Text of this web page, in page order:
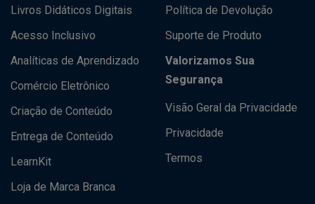
Livros Didáticos Digitais
Acesso Inclusivo
Analíticas de Aprendizado
Comércio Eletrônico
Criação de Conteúdo
Entrega de Conteúdo
LearnKit
Loja de Marca Branca
Política de Devolução
Suporte de Produto
Valorizamos Sua
Segurança
Visão Geral da Privacidade
Privacidade
Termos